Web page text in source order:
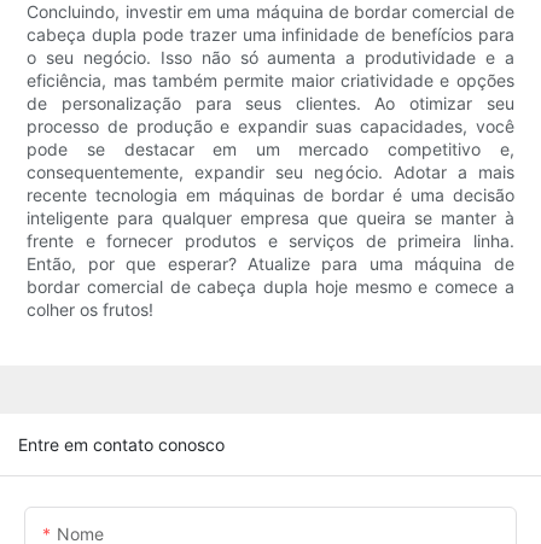
Concluindo, investir em uma máquina de bordar comercial de
cabeça dupla pode trazer uma infinidade de benefícios para
o seu negócio. Isso não só aumenta a produtividade e a
eficiência, mas também permite maior criatividade e opções
de personalização para seus clientes. Ao otimizar seu
processo de produção e expandir suas capacidades, você
pode se destacar em um mercado competitivo e,
consequentemente, expandir seu negócio. Adotar a mais
recente tecnologia em máquinas de bordar é uma decisão
inteligente para qualquer empresa que queira se manter à
frente e fornecer produtos e serviços de primeira linha.
Então, por que esperar? Atualize para uma máquina de
bordar comercial de cabeça dupla hoje mesmo e comece a
colher os frutos!
Entre em contato conosco
Nome